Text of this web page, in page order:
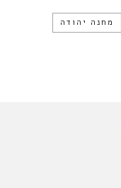
מחנה יהודה